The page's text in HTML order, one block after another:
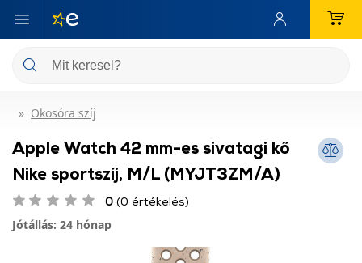
Okosóra szíj
Apple Watch 42 mm-es sivatagi kő
Nike sportszíj, M/L (MYJT3ZM/A)
0 (0 értékelés)
Jótállás: 24 hónap